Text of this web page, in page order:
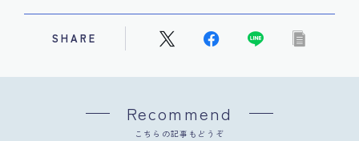
SHARE
Recommend
こちらの記事もどうぞ